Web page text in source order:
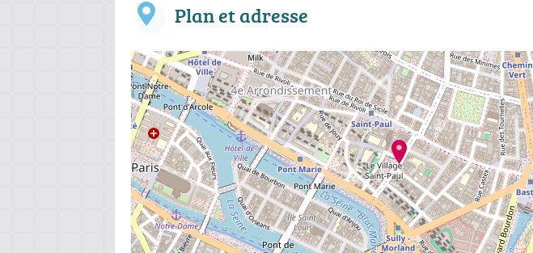
Plan et adresse